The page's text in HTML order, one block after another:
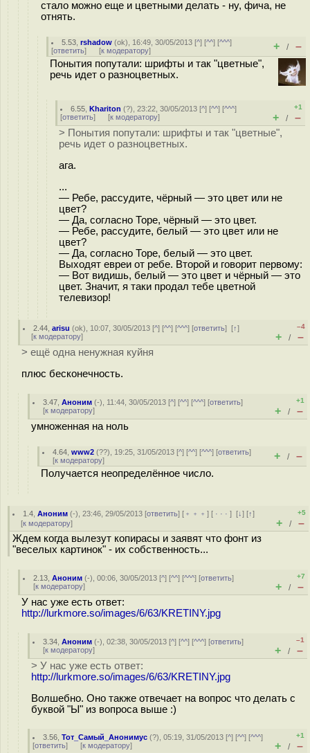
стало можно еще и цветными делать - ну, фича, не
отнять.
5.53 ,rshadow (ok), 16:49, 30/05/2013 [^] [^^] [^^^]
[ответить] [к модератору] + / –
Понытия попутали: шрифты и так "цветные",
речь идет о разноцветных.
6.55 ,Khariton (?), 23:22, 30/05/2013 [^] [^^] [^^^]
[ответить] [к модератору]
+1
+ / –
> Понытия попутали: шрифты и так "цветные",
речь идет о разноцветных.
ага.
...
— Ребе, рассудите, чёрный — это цвет или не
цвет?
— Да, согласно Торе, чёрный — это цвет.
— Ребе, рассудите, белый — это цвет или не
цвет?
— Да, согласно Торе, белый — это цвет.
Выходят евреи от ребе. Второй и говорит первому:
— Вот видишь, белый — это цвет и чёрный — это
цвет. Значит, я таки продал тебе цветной
телевизор!
2.44 ,arisu (ok), 10:07, 30/05/2013 [^] [^^] [^^^] [ответить][↑]
[к модератору]
–4
+ / –
> ещё одна ненужная куйня
плюс бесконечность.
3.47 ,Аноним (-), 11:44, 30/05/2013 [^] [^^] [^^^] [ответить]
[к модератору]
+1
+ / –
умноженная на ноль
4.64 ,www2 (??), 19:25, 31/05/2013 [^] [^^] [^^^] [ответить]
[к модератору] + / –
Получается неопределённое число.
1.4 ,Аноним (-), 23:46, 29/05/2013 [ответить] [ ﹢﹢﹢] [ · · ·][↓] [↑]
[к модератору]
+5
+ / –
Ждем когда вылезут копирасы и заявят что фонт из
"веселых картинок" - их собственность...
2.13 ,Аноним (-), 00:06, 30/05/2013 [^] [^^] [^^^] [ответить]
[к модератору]
+7
+ / –
У нас уже есть ответ:
http://lurkmore.so/images/6/63/KRETINY.jpg
3.34 ,Аноним (-), 02:38, 30/05/2013 [^] [^^] [^^^] [ответить]
[к модератору]
–1
+ / –
> У нас уже есть ответ:
http://lurkmore.so/images/6/63/KRETINY.jpg
Волшебно. Оно также отвечает на вопрос что делать с
буквой "Ы" из вопроса выше :)
3.56 ,Тот_Самый_Анонимус (?), 05:19, 31/05/2013 [^] [^^] [^^^]
[ответить] [к модератору]
+1
+ / –